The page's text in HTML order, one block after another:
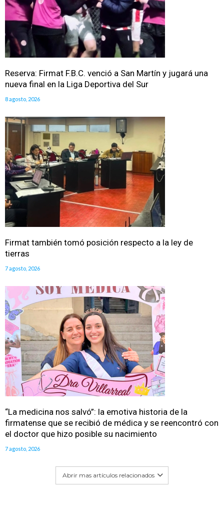
Reserva: Firmat F.B.C. venció a San Martín y jugará una
nueva final en la Liga Deportiva del Sur
8 agosto, 2026
Firmat también tomó posición respecto a la ley de
tierras
7 agosto, 2026
“La medicina nos salvó”: la emotiva historia de la
firmatense que se recibió de médica y se reencontró con
el doctor que hizo posible su nacimiento
7 agosto, 2026
Abrir mas artículos relacionados